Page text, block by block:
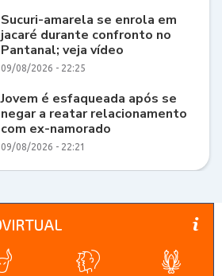
Sucuri-amarela se enrola em
jacaré durante confronto no
Pantanal; veja vídeo
09/08/2026 - 22:25
Jovem é esfaqueada após se
negar a reatar relacionamento
com ex-namorado
09/08/2026 - 22:21